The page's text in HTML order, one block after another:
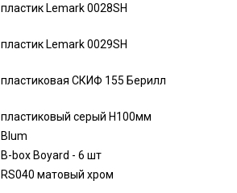
пластик Lemark 0028SH
пластик Lemark 0029SH
пластиковая СКИФ 155 Берилл
пластиковый серый Н100мм
Blum
B-box Boyard - 6 шт
RS040 матовый хром